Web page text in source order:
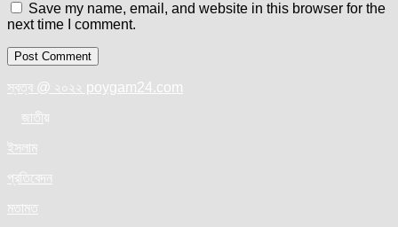
Save my name, email, and website in this browser for the
next time I comment.
স্বত্ব @ ২০২২ poygam24.com
জাতীয়
ইসলাম
প্রতিবেদন
মতামত